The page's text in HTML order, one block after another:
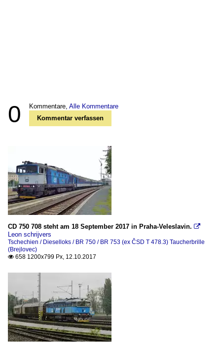
0 Kommentare, Alle Kommentare
Kommentar verfassen
CD 750 708 steht am 18 September 2017 in Praha-Veleslavin. 
Leon schrijvers
Tschechien / Dieselloks / BR 750 / BR 753 (ex ČSD T 478.3) Taucherbrille
(Brejlovec)
 658 1200x799 Px, 12.10.2017